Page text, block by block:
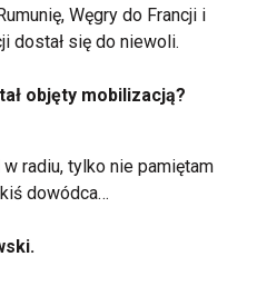
Węgry do Francji i
dostał się do niewoli.
objęty mobilizacją?
radiu, tylko nie pamiętam
dowódca…